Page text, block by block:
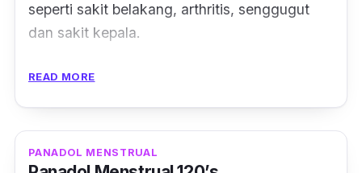
seperti sakit belakang, arthritis, senggugut
dan sakit kepala.
Ini kerana Paracetamol 650mg selalunya
Boleh dimakan oleh orang dewasa dan remaja
READ MORE
PANADOL MENSTRUAL